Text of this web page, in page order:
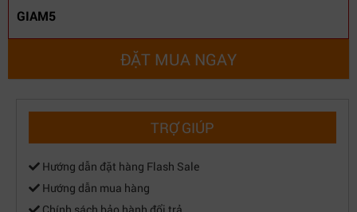
Khối lượng
GIAM5
ĐẶT MUA NGAY
TRỢ GIÚP
Hướng dẫn đặt hàng Flash Sale
Hướng dẫn mua hàng